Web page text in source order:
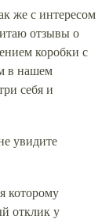
же с интересом
отзывы о
коробки с
в нашем
себя и
увидите
которому
отклик у